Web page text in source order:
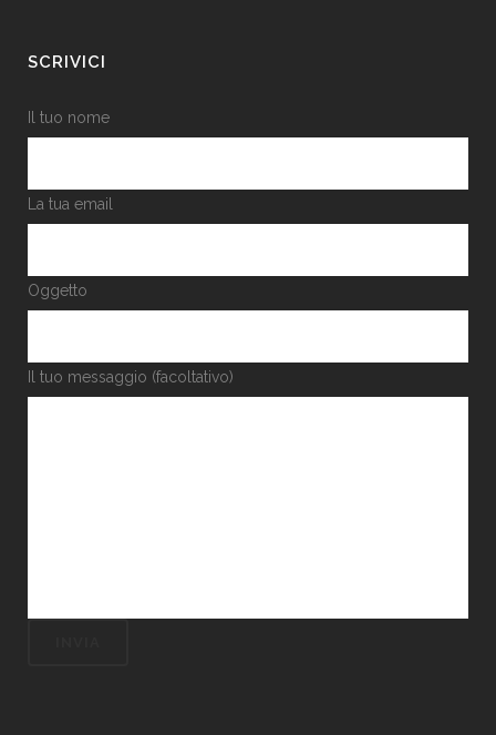
SCRIVICI
Il tuo nome
La tua email
Oggetto
Il tuo messaggio (facoltativo)